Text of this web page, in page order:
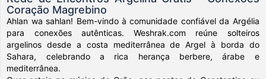
Coração Magrebino
Ahlan wa sahlan! Bem-vindo à comunidade confiável da Argélia
para conexões autênticas. Weshrak.com reúne solteiros
argelinos desde a costa mediterrânea de Argel à borda do
Sahara, celebrando a rica herança berbere, árabe e
mediterrânea.